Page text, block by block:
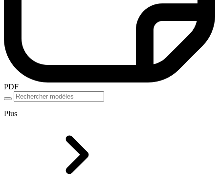
PDF
Plus